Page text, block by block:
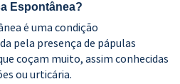
Espontânea?
é uma condição
pela presença de pápulas
coçam muito, assim conhecidas
ou urticária.